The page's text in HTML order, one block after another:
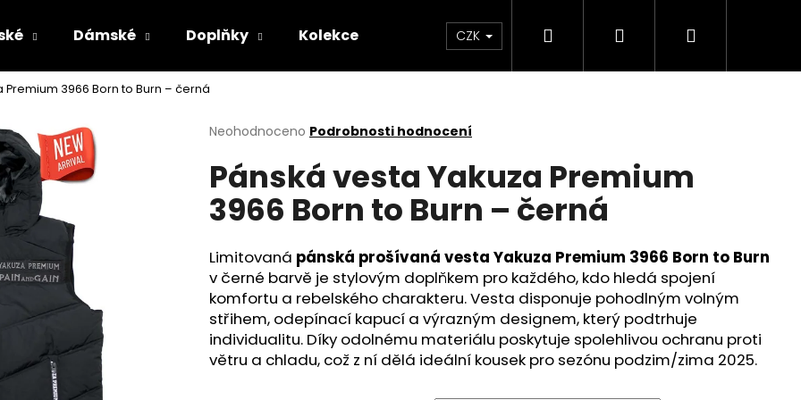
Dámské Doplňky Kolekce Kontakt Velkoobchod Obchodní
CZK Hledat PřihlášeníNákupní
Premium 3966 Born to Burn – černá
Průměrné
produktu
je
0,0
z
hvězdiček.
Neohodnoceno Podrobnosti hodnocení
Pánská vesta Yakuza Premium
3966 Born to Burn – černá
Limitovaná pánská prošívaná vesta Yakuza Premium 3966 Born to Burn
v černé barvě je stylovým doplňkem pro každého, kdo hledá spojení
komfortu a rebelského charakteru. Vesta disponuje pohodlným volným
střihem, odepínací kapucí a výrazným designem, který podtrhuje
individualitu. Díky odolnému materiálu poskytuje spolehlivou ochranu proti
větru a chladu, což z ní dělá ideální kousek pro sezónu podzim/zima 2025.
Co potřebujete najít?
HLEDAT
Doporučujeme
ČERNÉ PÁNSKÉ TEPLÁKY YAKUZA